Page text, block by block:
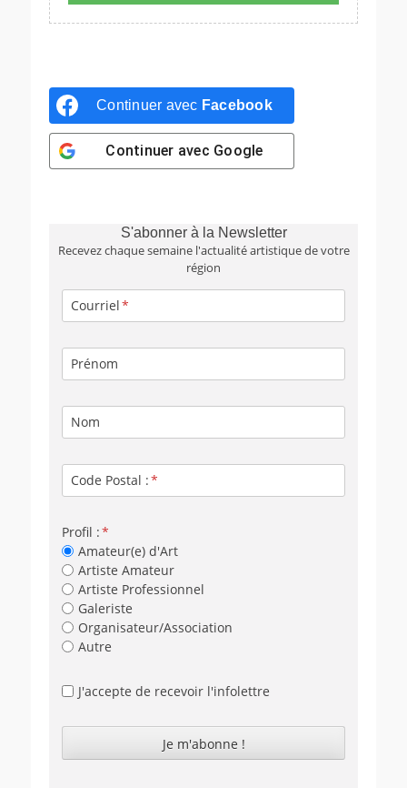
Continuer avec Facebook
Continuer avec Google
S'abonner à la Newsletter
Recevez chaque semaine l'actualité artistique de votre
région
Courriel
Prénom
Nom
Code Postal :
Profil :
Amateur(e) d'Art
Artiste Amateur
Artiste Professionnel
Galeriste
Organisateur/Association
Autre
J'accepte de recevoir l'infolettre